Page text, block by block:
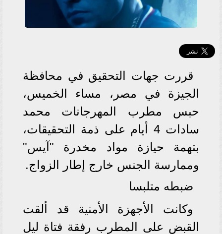
قررت جهات التحقيق في محافظة
الجيزة في مصر، مساء الخميس،
حبس مطرب المهرجانات محمد
سادات 4 أيام على ذمة التحقيقات،
بتهمة حيازة مواد مخدرة "آيس"
وممارسة الجنس خارج إطار الزواج.
ضبطه متلبسا
وكانت الأجهزة الأمنية قد ألقت
القبض على المطرب رفقة فتاة ليل